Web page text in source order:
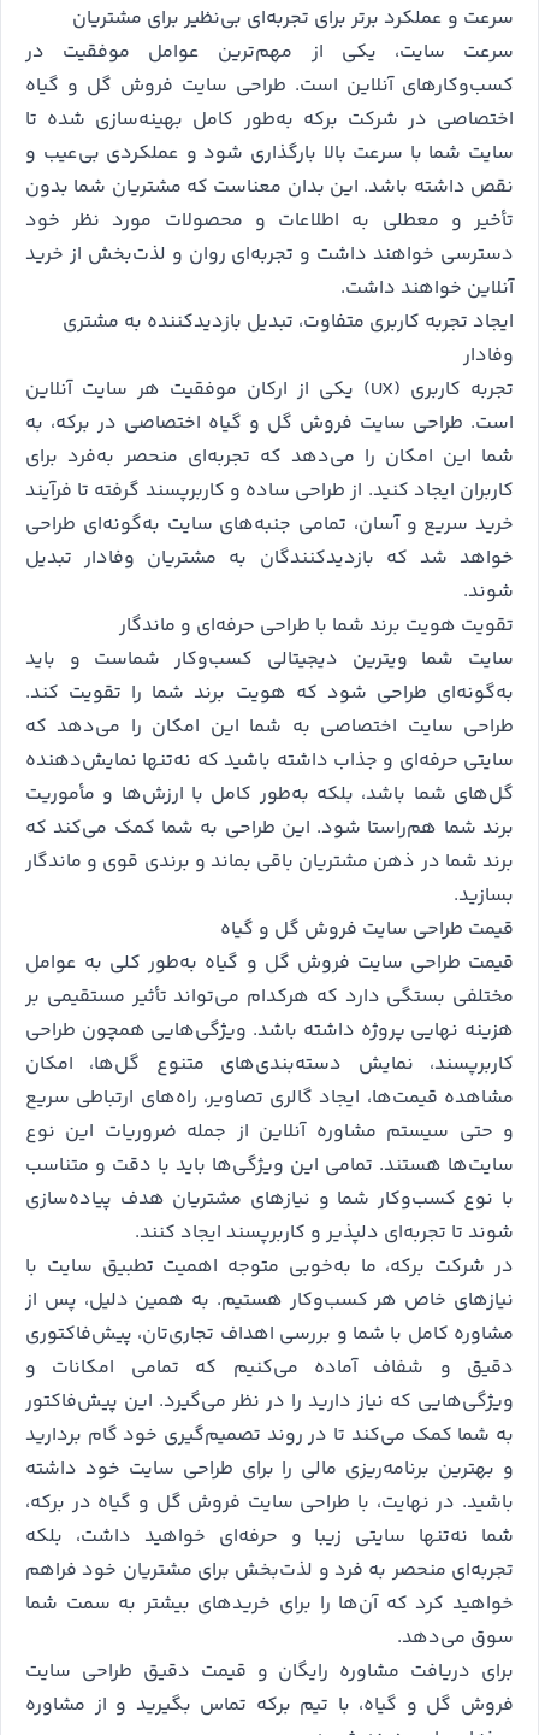
سرعت و عملکرد برتر برای تجربه‌ای بی‌نظیر برای مشتریان
سرعت سایت، یکی از مهم‌ترین عوامل موفقیت در
کسب‌وکارهای آنلاین است. طراحی سایت فروش گل و گیاه
اختصاصی در شرکت برکه به‌طور کامل بهینه‌سازی شده تا
سایت شما با سرعت بالا بارگذاری شود و عملکردی بی‌عیب و
نقص داشته باشد. این بدان معناست که مشتریان شما بدون
تأخیر و معطلی به اطلاعات و محصولات مورد نظر خود
دسترسی خواهند داشت و تجربه‌ای روان و لذت‌بخش از خرید
آنلاین خواهند داشت.
ایجاد تجربه کاربری متفاوت، تبدیل بازدیدکننده به مشتری
وفادار
تجربه کاربری (UX) یکی از ارکان موفقیت هر سایت آنلاین
است. طراحی سایت فروش گل و گیاه اختصاصی در برکه، به
شما این امکان را می‌دهد که تجربه‌ای منحصر به‌فرد برای
کاربران ایجاد کنید. از طراحی ساده و کاربرپسند گرفته تا فرآیند
خرید سریع و آسان، تمامی جنبه‌های سایت به‌گونه‌ای طراحی
خواهد شد که بازدیدکنندگان به مشتریان وفادار تبدیل
شوند.
تقویت هویت برند شما با طراحی حرفه‌ای و ماندگار
سایت شما ویترین دیجیتالی کسب‌وکار شماست و باید
به‌گونه‌ای طراحی شود که هویت برند شما را تقویت کند.
طراحی سایت اختصاصی به شما این امکان را می‌دهد که
سایتی حرفه‌ای و جذاب داشته باشید که نه‌تنها نمایش‌دهنده
گل‌های شما باشد، بلکه به‌طور کامل با ارزش‌ها و مأموریت
برند شما هم‌راستا شود. این طراحی به شما کمک می‌کند که
برند شما در ذهن مشتریان باقی بماند و برندی قوی و ماندگار
بسازید.
قیمت طراحی سایت فروش گل و گیاه
قیمت طراحی سایت فروش گل و گیاه به‌طور کلی به عوامل
مختلفی بستگی دارد که هرکدام می‌تواند تأثیر مستقیمی بر
هزینه نهایی پروژه داشته باشد. ویژگی‌هایی همچون طراحی
کاربرپسند، نمایش دسته‌بندی‌های متنوع گل‌ها، امکان
مشاهده قیمت‌ها، ایجاد گالری تصاویر، راه‌های ارتباطی سریع
و حتی سیستم مشاوره آنلاین از جمله ضروریات این نوع
سایت‌ها هستند. تمامی این ویژگی‌ها باید با دقت و متناسب
با نوع کسب‌وکار شما و نیازهای مشتریان هدف پیاده‌سازی
شوند تا تجربه‌ای دلپذیر و کاربرپسند ایجاد کنند.
در شرکت برکه، ما به‌خوبی متوجه اهمیت تطبیق سایت با
نیازهای خاص هر کسب‌وکار هستیم. به همین دلیل، پس از
مشاوره کامل با شما و بررسی اهداف تجاری‌تان، پیش‌فاکتوری
دقیق و شفاف آماده می‌کنیم که تمامی امکانات و
ویژگی‌هایی که نیاز دارید را در نظر می‌گیرد. این پیش‌فاکتور
به شما کمک می‌کند تا در روند تصمیم‌گیری خود گام بردارید
و بهترین برنامه‌ریزی مالی را برای طراحی سایت خود داشته
باشید. در نهایت، با طراحی سایت فروش گل و گیاه در برکه،
شما نه‌تنها سایتی زیبا و حرفه‌ای خواهید داشت، بلکه
تجربه‌ای منحصر به فرد و لذت‌بخش برای مشتریان خود فراهم
خواهید کرد که آن‌ها را برای خریدهای بیشتر به سمت شما
سوق می‌دهد.
برای دریافت مشاوره رایگان و قیمت دقیق طراحی سایت
فروش گل و گیاه، با تیم برکه تماس بگیرید و از مشاوره